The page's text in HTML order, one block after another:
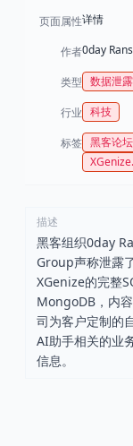
页面属性详情
作者0day
类型 数据泄露
行业 科技
标签 黑客论坛
描述
黑客组织0day
Group声称泄露
XGenize的完整
MongoDB，内
司为客户定制的
AI助手相关的业
信息。